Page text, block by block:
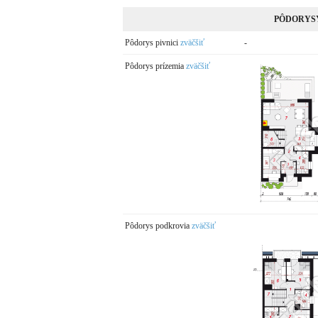
Pôdorys pivnici zväčšiť -
Pôdorys prízemia zväčšiť
Pôdorys podkrovia zväčšiť